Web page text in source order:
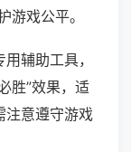
游戏公平。
辅助工具，
胜”效果，适
注意遵守游戏